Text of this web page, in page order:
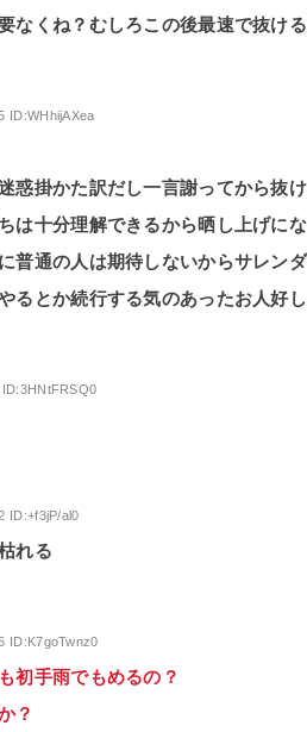
なくね？むしろこの後最速で抜け
ID:WHhijAXea
惑掛かた訳だし一言謝ってから抜
は十分理解できるから晒し上げに
普通の人は期待しないからサレン
るとか続行する気のあったお人好
ID:+f3jP/al0
れる
ID:K7goTwnz0
初手雨でもめるの？
？